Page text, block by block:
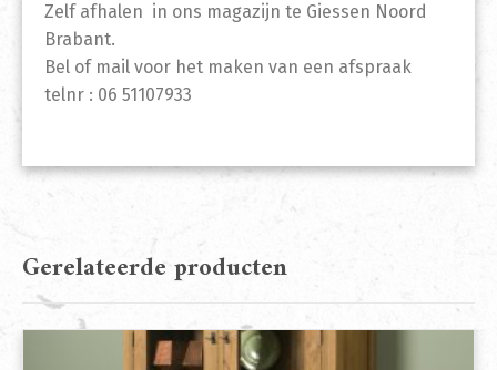
Zelf afhalen in ons magazijn te Giessen Noord
Brabant.
Bel of mail voor het maken van een afspraak
telnr : 06 51107933
Gerelateerde producten